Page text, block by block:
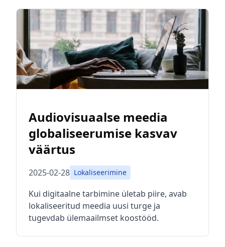
Audiovisuaalse meedia
globaliseerumise kasvav
väärtus
2025-02-28 Lokaliseerimine
Kui digitaalne tarbimine ületab piire, avab
lokaliseeritud meedia uusi turge ja
tugevdab ülemaailmset koostööd.